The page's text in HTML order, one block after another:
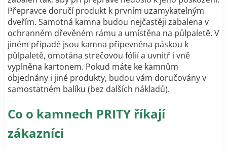
Přepravce doručí produkt k prvním uzamykatelným
dveřím. Samotná kamna budou nejčastěji zabalena v
ochranném dřevěném rámu a umístěna na půlpaletě. V
jiném případě jsou kamna připevněna páskou k
půlpaletě, omotána strečovou fólií a uvnitř i vně
vyplněna kartonem. Pokud máte ke kamnům
objednány i jiné produkty, budou vám doručovány v
samostatném balíku (bez dalších nákladů).
Co o kamnech PRITY říkají
zákazníci